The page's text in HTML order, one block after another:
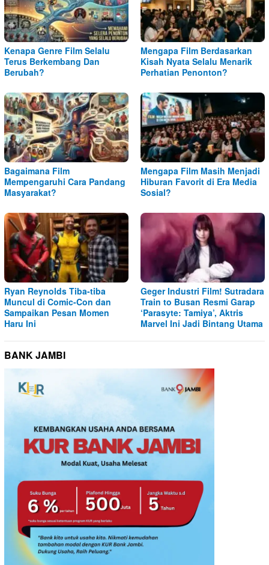
Kenapa Genre Film Selalu
Terus Berkembang Dan
Berubah?
Mengapa Film Berdasarkan
Kisah Nyata Selalu Menarik
Perhatian Penonton?
Bagaimana Film
Mempengaruhi Cara Pandang
Masyarakat?
Mengapa Film Masih Menjadi
Hiburan Favorit di Era Media
Sosial?
Ryan Reynolds Tiba-tiba
Muncul di Comic-Con dan
Sampaikan Pesan Momen
Haru Ini
Geger Industri Film! Sutradara
Train to Busan Resmi Garap
‘Parasyte: Tamiya’, Aktris
Marvel Ini Jadi Bintang Utama
BANK JAMBI